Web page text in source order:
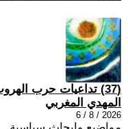
(37) تداعيات حرب الهروب!!
المهدي المغربي
2026 / 8 / 6